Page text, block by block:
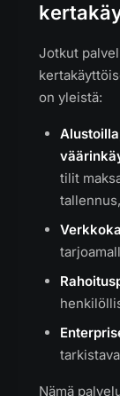
Jotkut
on yleistä:
tilit
Nämä